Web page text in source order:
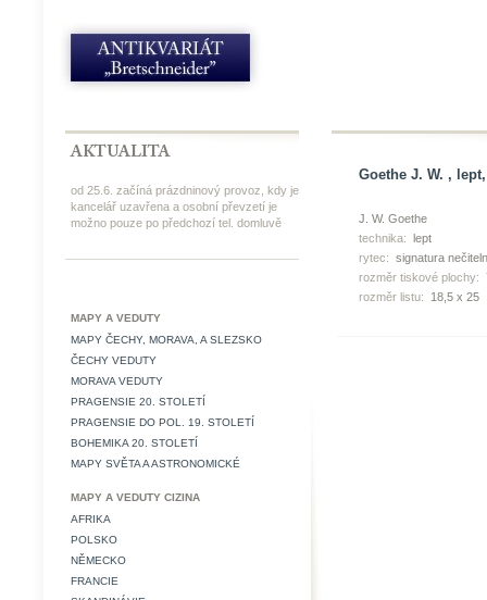
od 25.6. začíná prázdninový provoz, kdy je
kancelář uzavřena a osobní převzetí je
možno pouze po předchozí tel. domluvě
MAPY A VEDUTY
MAPY ČECHY, MORAVA, A SLEZSKO
ČECHY VEDUTY
MORAVA VEDUTY
PRAGENSIE 20. STOLETÍ
PRAGENSIE DO POL. 19. STOLETÍ
BOHEMIKA 20. STOLETÍ
MAPY SVĚTA A ASTRONOMICKÉ
MAPY A VEDUTY CIZINA
AFRIKA
POLSKO
NĚMECKO
FRANCIE
Goethe J. W. , lept,
J. W. Goethe
technika: lept
rytec: signatura
rozměr tiskové plochy:
rozměr listu:
18,5 x 25